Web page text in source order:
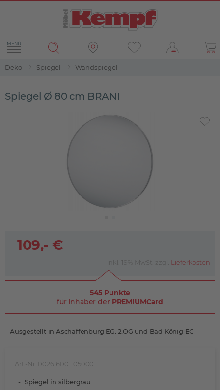
MENÜ
Deko Spiegel Wandspiegel
Spiegel Ø 80 cm BRANI
Art.-Nr. 002616001105000
Spiegel in silbergrau
109,- €
inkl. 19% MwSt. zzgl. Lieferkosten
545 Punkte
für Inhaber der PREMIUMCard
Ausgestellt in Aschaffenburg EG, 2.OG und Bad König EG